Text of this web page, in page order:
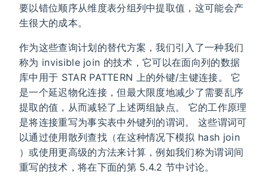
要以错位顺序从维度表分组列中提取值，这可能会产
生很大的成本。
作为这些查询计划的替代方案，我们引入了一种我们
称为 invisible join 的技术，它可以在面向列的数据
库中用于 STAR PATTERN 上的外键/主键连接。 它
是一个延迟物化连接，但最大限度地减少了需要乱序
提取的值，从而减轻了上述两组缺点。 它的工作原理
是将连接重写为事实表中外键列的谓词。 这些谓词可
以通过使用散列查找（在这种情况下模拟 hash join
）或使用更高级的方法来计算，例如我们称为谓词间
重写的技术，将在下面的第 5.4.2 节中讨论。